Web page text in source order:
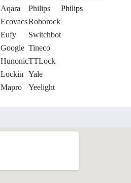
Aqara
Ecovacs
Eufy
Google
Hunonic
Lockin
Mapro
Philips
Roborock
Switchbot
Tineco
TTLock
Yale
Yeelight
Philips